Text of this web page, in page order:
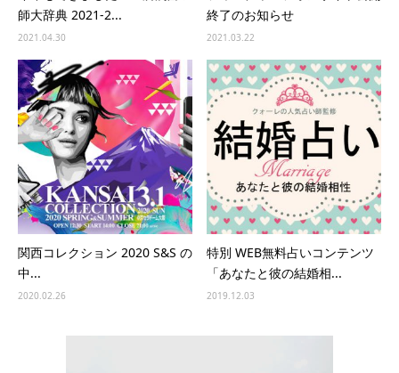
師大辞典 2021-2...
2021.04.30
終了のお知らせ
2021.03.22
関西コレクション 2020 S&S の
中...
2020.02.26
特別 WEB無料占いコンテンツ
「あなたと彼の結婚相...
2019.12.03